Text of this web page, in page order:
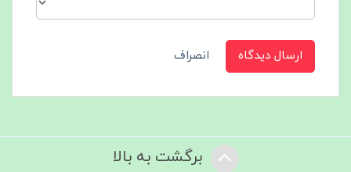
ارسال دیدگاه انصراف
برگشت به بالا